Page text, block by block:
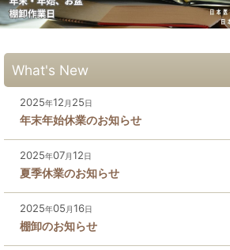
What's New
2025年12 月 25日
年末年始休業のお知らせ
2025年07月12日
夏季休業のお知らせ
2025年05 月16日
棚卸のお知らせ